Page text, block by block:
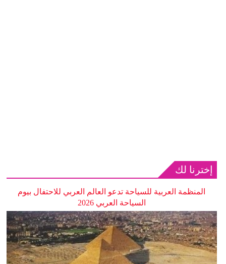
إخترنا لك
المنظمة العربية للسياحة تدعو العالم العربي للاحتفال بيوم
السياحة العربي 2026